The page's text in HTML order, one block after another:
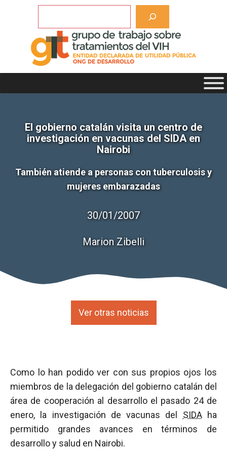
El gobierno catalán visita un centro de
investigación en vacunas del SIDA en
Nairobi
También atiende a personas con tuberculosis y
mujeres embarazadas
30/01/2007
Marion Zibelli
Ver otras noticias
Como lo han podido ver con sus propios ojos los
miembros de la delegación del gobierno catalán del
área de cooperación al desarrollo el pasado 24 de
enero, la investigación de vacunas del SIDAha
permitido grandes avances en términos de
desarrollo y salud en Nairobi.